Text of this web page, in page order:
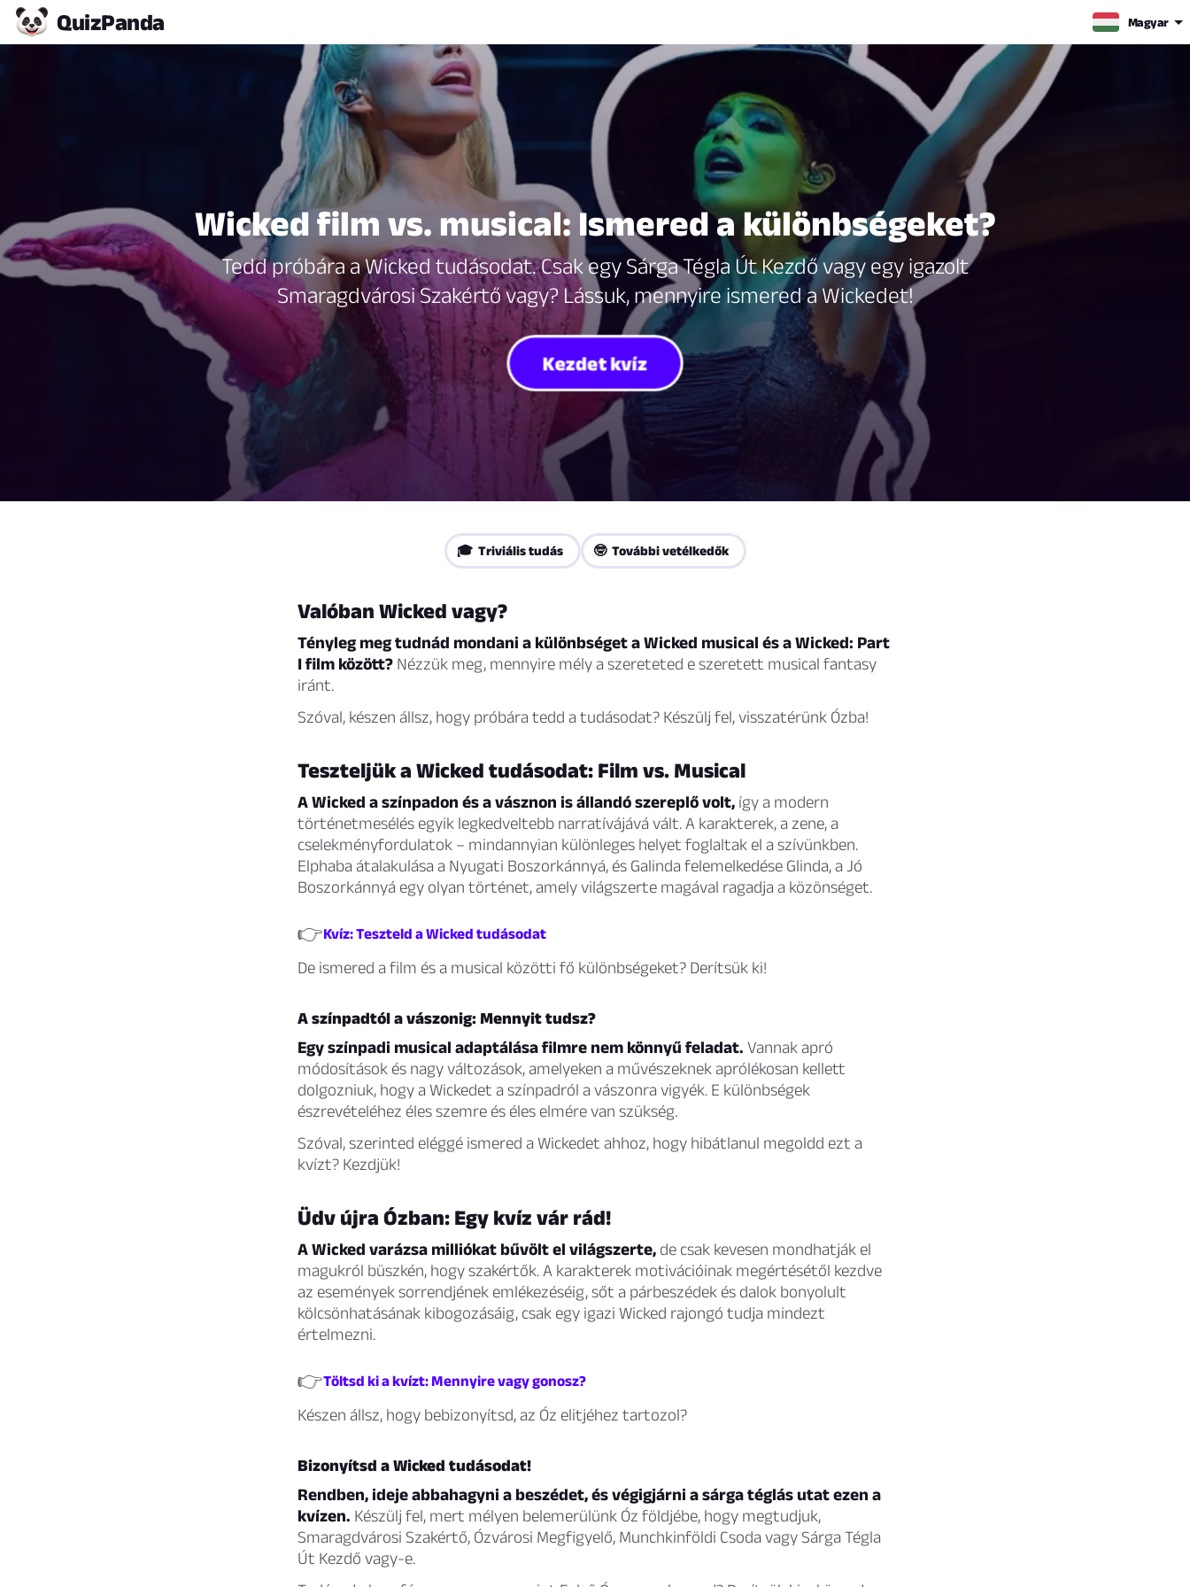
QuizPanda Magyar
Wicked film vs. musical: Ismered a különbségeket?
Tedd próbára a Wicked tudásodat. Csak egy Sárga Tégla Út Kezdő vagy egy igazolt
Smaragdvárosi Szakértő vagy? Lássuk, mennyire ismered a Wickedet!
Kezdet kvíz
🎓 Triviális tudás 🤓 További vetélkedők
Valóban Wicked vagy?
Tényleg meg tudnád mondani a különbséget a Wicked musical és a Wicked: Part
I film között? Nézzük meg, mennyire mély a szereteted e szeretett musical fantasy
iránt.
Szóval, készen állsz, hogy próbára tedd a tudásodat? Készülj fel, visszatérünk Ózba!
Teszteljük a Wicked tudásodat: Film vs. Musical
A Wicked a színpadon és a vásznon is állandó szereplő volt, így a modern
történetmesélés egyik legkedveltebb narratívájává vált. A karakterek, a zene, a
cselekményfordulatok – mindannyian különleges helyet foglaltak el a szívünkben.
Elphaba átalakulása a Nyugati Boszorkánnyá, és Galinda felemelkedése Glinda, a Jó
Boszorkánnyá egy olyan történet, amely világszerte magával ragadja a közönséget.
👉 Kvíz: Teszteld a Wicked tudásodat
De ismered a film és a musical közötti fő különbségeket? Derítsük ki!
A színpadtól a vászonig: Mennyit tudsz?
Egy színpadi musical adaptálása filmre nem könnyű feladat. Vannak apró
módosítások és nagy változások, amelyeken a művészeknek aprólékosan kellett
dolgozniuk, hogy a Wickedet a színpadról a vászonra vigyék. E különbségek
észrevételéhez éles szemre és éles elmére van szükség.
Szóval, szerinted eléggé ismered a Wickedet ahhoz, hogy hibátlanul megoldd ezt a
kvízt? Kezdjük!
Üdv újra Ózban: Egy kvíz vár rád!
A Wicked varázsa milliókat bűvölt el világszerte, de csak kevesen mondhatják el
magukról büszkén, hogy szakértők. A karakterek motivációinak megértésétől kezdve
az események sorrendjének emlékezéséig, sőt a párbeszédek és dalok bonyolult
kölcsönhatásának kibogozásáig, csak egy igazi Wicked rajongó tudja mindezt
értelmezni.
👉Töltsd ki a kvízt: Mennyire vagy gonosz?
Készen állsz, hogy bebizonyítsd, az Óz elitjéhez tartozol?
Bizonyítsd a Wicked tudásodat!
Rendben, ideje abbahagyni a beszédet, és végigjárni a sárga téglás utat ezen a
kvízen. Készülj fel, mert mélyen belemerülünk Óz földjébe, hogy megtudjuk,
Smaragdvárosi Szakértő, Ózvárosi Megfigyelő, Munchkinföldi Csoda vagy Sárga Tégla
Út Kezdő vagy-e.